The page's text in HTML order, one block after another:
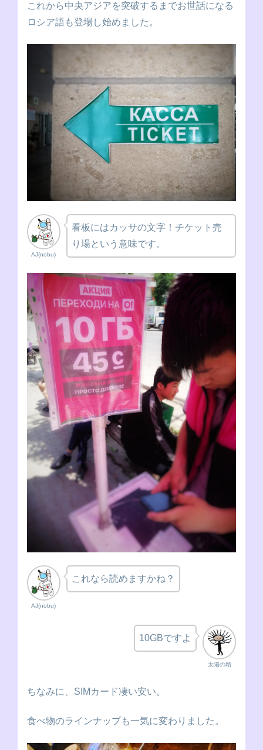
これから中央アジアを突破するまでお世話になる
ロシア語も登場し始めました。
AJ(nobu)
看板にはカッサの文字！チケット売
り場という意味です。
AJ(nobu)
これなら読めますかね？
太陽の精
10GBですよ
ちなみに、SIMカード凄い安い。
食べ物のラインナップも一気に変わりました。